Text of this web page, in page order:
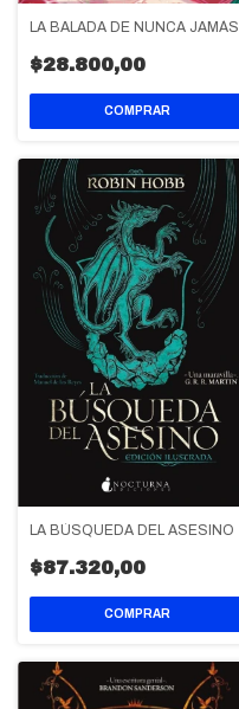
LA BALADA DE NUNCA JAMÁS
$28.800,00
LA BÚSQUEDA DEL ASESINO
$87.320,00